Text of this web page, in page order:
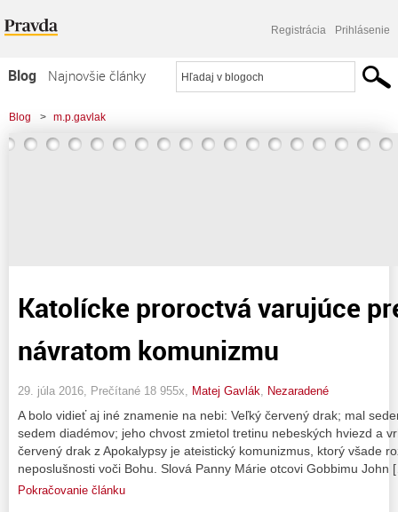
Registrácia Prihlásenie
Blog
Najnovšie články
Najčítanejšie články
Najkomentovanejšie články
Blog > m.p.gavlak
Katolícke proroctvá varujúce
návratom komunizmu
29. júla 2016, Prečítané 18 955x, Matej Gavlák Nezaradené
A bolo vidieť aj iné znamenie na nebi: Veľký červený drak; mal
sedem diadémov; jeho chvost zmietol tretinu nebeských hviezd a
červený drak z Apokalypsy je ateistický komunizmus, ktorý všade
neposlušnosti voči Bohu. Slová Panny Márie otcovi Gobbimu John
Pokračovanie článku